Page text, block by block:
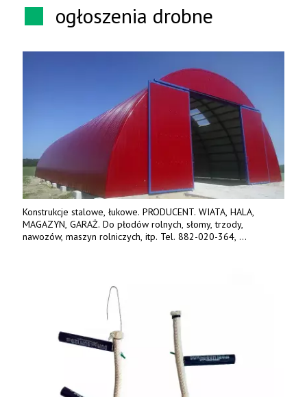
ogłoszenia drobne
Konstrukcje stalowe, łukowe. PRODUCENT. WIATA, HALA,
MAGAZYN, GARAŻ. Do płodów rolnych, słomy, trzody,
nawozów, maszyn rolniczych, itp. Tel. 882-020-364,